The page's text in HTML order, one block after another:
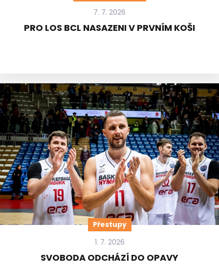
7. 7. 2026
PRO LOS BCL NASAZENI V PRVNÍM KOŠI
Přestupy
1. 7. 2026
SVOBODA ODCHÁZÍ DO OPAVY